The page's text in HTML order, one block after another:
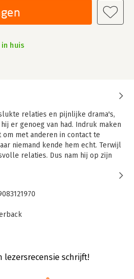
huis
relaties en pijnlijke drama's,
er genoeg van had. Indruk maken
met anderen in contact te
niemand kende hem echt. Terwijl
relaties. Dus nam hij op zijn
gepaard gaat met de keuze om op
en met meer mensen contact
ontstaat als we stoppen met
om een gezonde geest, een sterk
beste vriend: slim, grappig,
lezersrecensie schrijft!